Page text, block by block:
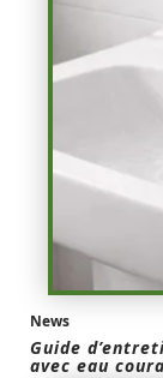
News
Guide
avec eau